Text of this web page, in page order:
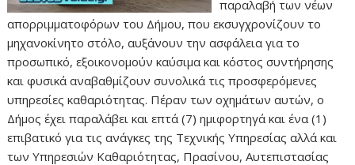
παραλαβή των νέων
απορριμματοφόρων του Δήμου, που εκσυγχρονίζουν το
μηχανοκίνητο στόλο, αυξάνουν την ασφάλεια για το
προσωπικό, εξοικονομούν καύσιμα και κόστος συντήρησης
και φυσικά αναβαθμίζουν συνολικά τις προσφερόμενες
υπηρεσίες καθαριότητας. Πέραν των οχημάτων αυτών, ο
Δήμος έχει παραλάβει και επτά (7) ημιφορτηγά και ένα (1)
επιβατικό για τις ανάγκες της Τεχνικής Υπηρεσίας αλλά και
των Υπηρεσιών Καθαριότητας, Πρασίνου, Αυτεπιστασίας